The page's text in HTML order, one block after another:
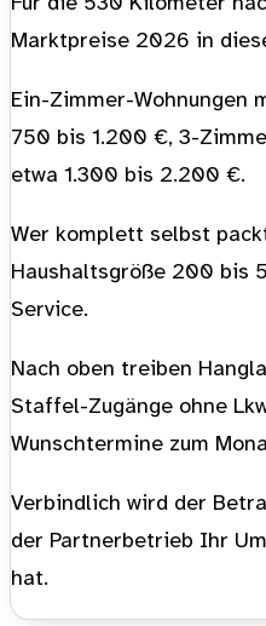
Marktpreise 2026 in
Ein-Zimmer-Wohnungen
750 bis 1.200 €, 3-
etwa 1.300 bis 2.200 €.
Wer komplett selbst
Haushaltsgröße 200 bis
Service.
Nach oben treiben
Staffel-Zugänge ohne
Wunschtermine zum
Verbindlich wird der
der Partnerbetrieb Ihr
hat.